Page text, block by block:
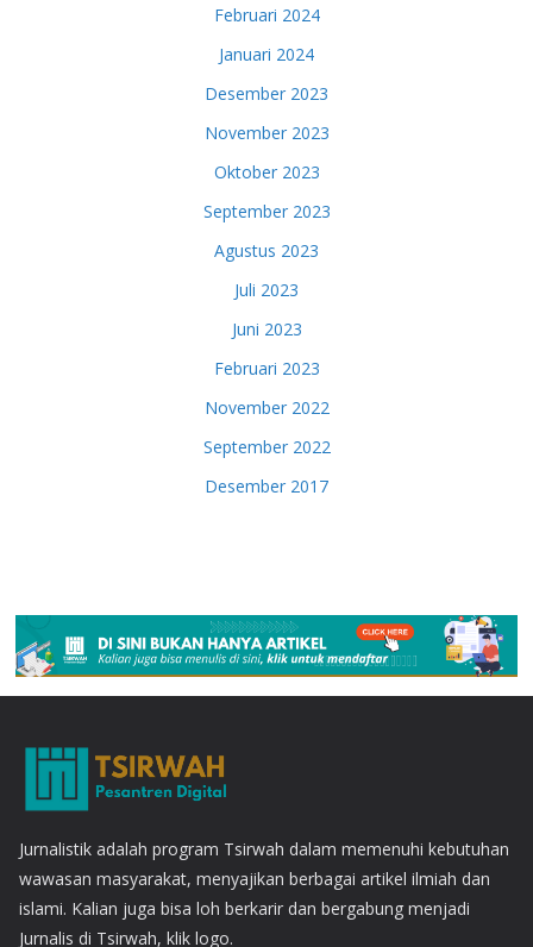
Februari 2024
Januari 2024
Desember 2023
November 2023
Oktober 2023
September 2023
Agustus 2023
Juli 2023
Juni 2023
Februari 2023
November 2022
September 2022
Desember 2017
Jurnalistik adalah program Tsirwah dalam memenuhi kebutuhan
wawasan masyarakat, menyajikan berbagai artikel ilmiah dan
islami. Kalian juga bisa loh berkarir dan bergabung menjadi
Jurnalis di Tsirwah, klik logo.